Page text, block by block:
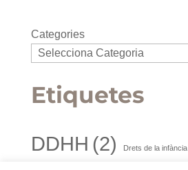
Categories
Etiquetes
DDHH (2) Drets de la